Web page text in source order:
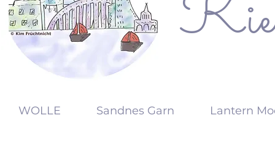
KW
WOLLE Sandnes Garn Lantern